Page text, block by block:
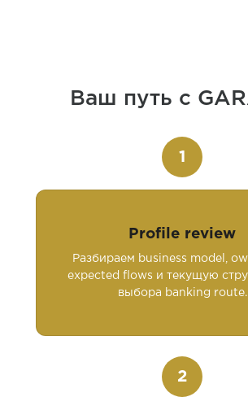
Ваш путь с
1
Profile review
Разбираем business model,
expected flows и текущую
выбора banking route.
2